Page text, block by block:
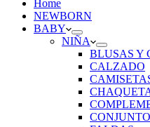
Home
NEWBORN
BABY
NIÑA
BLUSAS Y
CALZADO